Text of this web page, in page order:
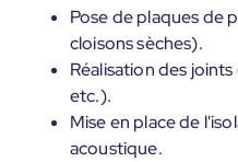
Pose de plaques de
cloisons sèches).
Réalisation des
etc.).
Mise en place de
acoustique.